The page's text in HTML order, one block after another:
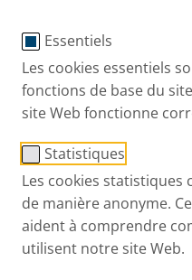
Essentiels
Les cookies essentiels
fonctions de base du
site Web fonctionne
Statistiques
Les cookies
de manière anonyme.
aident à comprendre
utilisent notre site Web.
Nébuliseur
SP avec
enfants Insert
transparent
Nébuliseurs basés
cliniquement
Insert de gicleur